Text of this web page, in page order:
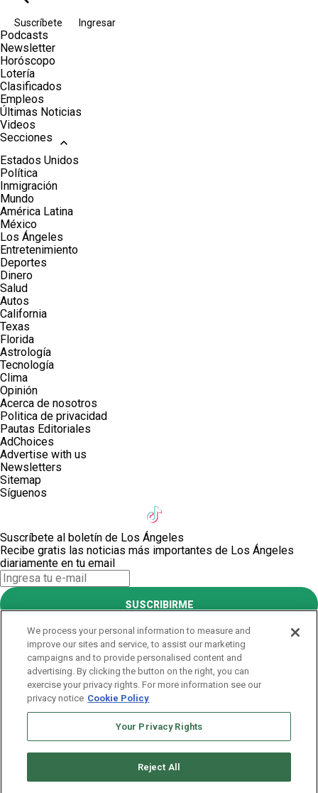
Suscríbete Ingresar
Podcasts
Newsletter
Horóscopo
Lotería
Clasificados
Empleos
Últimas Noticias
Videos
Secciones
Estados Unidos
Política
Inmigración
Mundo
América Latina
México
Los Ángeles
Entretenimiento
Deportes
Dinero
Salud
Autos
California
Texas
Florida
Astrología
Tecnología
Clima
Opinión
Acerca de nosotros
Politica de privacidad
Pautas Editoriales
AdChoices
Advertise with us
Newsletters
Sitemap
Síguenos
Suscríbete al boletín de Los Ángeles
Recibe gratis las noticias más importantes de Los Ángeles
diariamente en tu email
SUSCRIBIRME
Este sitio está protegido por reCAPTCHA y Google
Política de
privacidady Se aplican lasCondiciones de servicio
¡Muchas gracias!
Suscríbete al boletín de Los Ángeles
Recibe gratis las noticias más importantes de Los Ángeles
SUSCRIBIRME
We process your personal information to measure and
improve our sites and service, to assist our marketing
campaigns and to provide personalised content and
advertising. By clicking the button on the right, you can
exercise your privacy rights. For more information see our
privacy notice Cookie Policy
Your Privacy Rights
Reject All